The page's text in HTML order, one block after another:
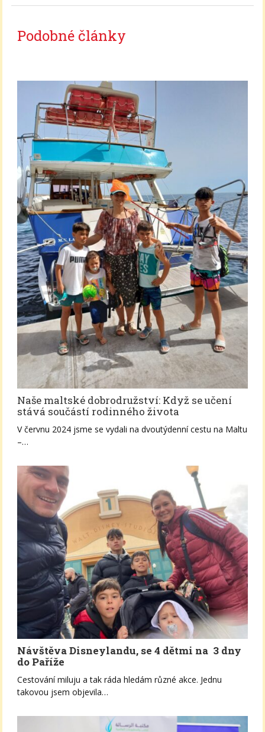
Podobné články
Naše maltské dobrodružství: Když se učení
stává součástí rodinného života
V červnu 2024 jsme se vydali na dvoutýdenní cestu na Maltu
–…
Návštěva Disneylandu, se 4 dětmi na 3 dny
do Paříže
Cestování miluju a tak ráda hledám různé akce. Jednu
takovou jsem objevila…